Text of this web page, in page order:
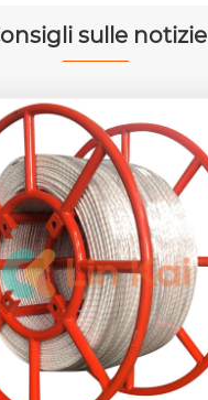
sulle notizie